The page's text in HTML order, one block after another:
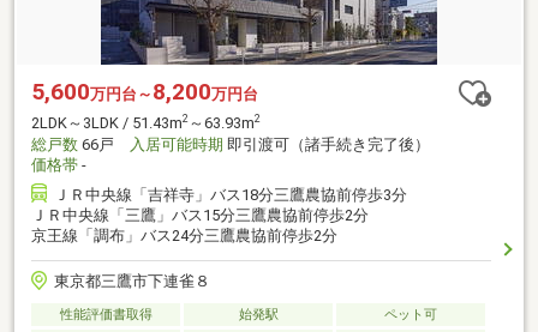
5,600万円台～ 8,200万円台
2LDK～3LDK / 51.43m2 ～63.93m2
総戸数 66戸 入居可能時期 即引渡可（諸手続き完了後）
価格帯 -
ＪＲ中央線「吉祥寺」バス18分三鷹農協前停歩3分
ＪＲ中央線「三鷹」バス15分三鷹農協前停歩2分
京王線「調布」バス24分三鷹農協前停歩2分
東京都三鷹市下連雀８
性能評価書取得 始発駅
ペット可